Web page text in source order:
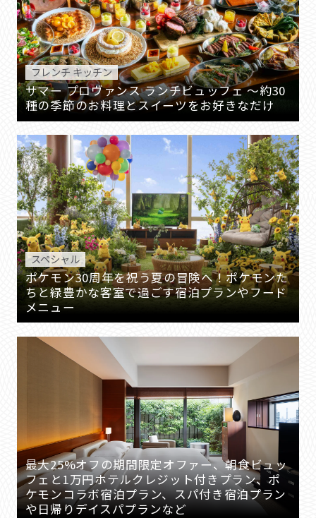
フレンチ キッチン
サマー プロヴァンス ランチビュッフェ ～約30
種の季節のお料理とスイーツをお好きなだけ
スペシャル
ポケモン30周年を祝う夏の冒険へ！ポケモンた
ちと緑豊かな客室で過ごす宿泊プランやフード
メニュー
最大25%オフの期間限定オファー、朝食ビュッ
フェと1万円ホテルクレジット付きプラン、ポ
ケモンコラボ宿泊プラン、スパ付き宿泊プラン
や日帰りデイスパプランなど